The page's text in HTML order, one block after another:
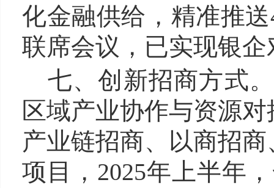
化金融供给，精准推
联席会议，已实现银企
七、创新招商方式
区域产业协作与资源
产业链招商、以商招
项目，2025年上半年